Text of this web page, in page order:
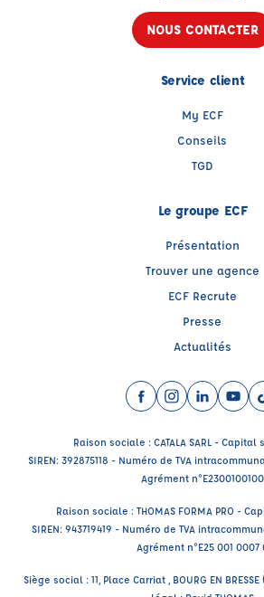
NOUS CONTACTER
Service client
My ECF
Conseils
TGD
Le groupe ECF
Présentation
Trouver une agence
ECF Recrute
Presse
Actualités
Facebook (nouvelle
Instagram
LinkedIn
Raison sociale : CATALA SARL -
SIREN: 392875118 - Numéro de TVA
Agrément n°E2300100100
Raison sociale : THOMAS FORMA PRO -
SIREN: 943719419 - Numéro de TVA
Agrément n°E25 001 0007
Siège social : 11, Place Carriat , BOURG EN